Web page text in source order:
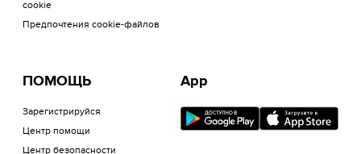
cookie
Предпочтения cookie-файлов
ПОМОЩЬ
Зарегистрируйся
Центр помощи
Центр безопасности
App